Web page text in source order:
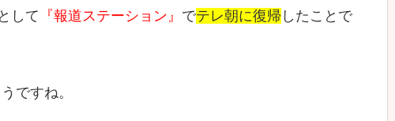
して 『報道ステーション』 でテレ朝に復帰 したことで
ですね。